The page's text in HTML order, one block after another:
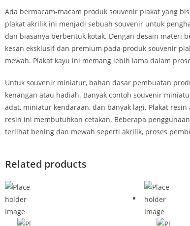
Ada bermacam-macam produk souvenir plakat yang
plakat akrilik ini menjadi sebuah souvenir untuk
dan biasanya berbentuk kotak. Dengan desain materi
kesan eksklusif dan premium pada produk souvenir
mewah. Plakat kayu ini memang lebih lama dalam
Untuk souvenir miniatur, bahan dasar pembuatan
kenangan atau hadiah. Banyak contoh souvenir
adat, miniatur kendaraan, dan banyak lagi. Plakat
resin ini membutuhkan cetakan. Beberapa
terlihat bening dan mewah seperti akrilik, proses
Related products